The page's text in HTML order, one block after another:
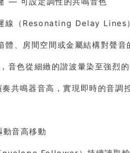
線（Resonating Delay Lines
體、房間空間或金屬結構對聲
音色從細緻的諧波暈染至強烈
共鳴器音高，實現即時的音調
音高移動